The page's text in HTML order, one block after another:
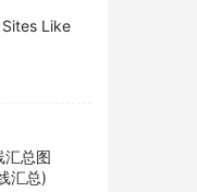
Like
汇总图
汇总)